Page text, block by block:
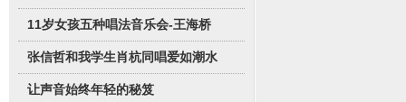
11岁女孩五种唱法音乐会-王海桥
张信哲和我学生肖杭同唱爱如潮水
让声音始终年轻的秘笈